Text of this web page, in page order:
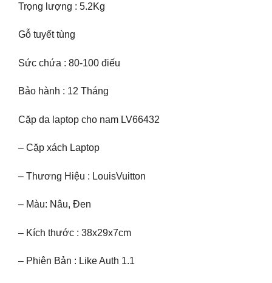
Trọng lượng : 5.2Kg
Gỗ tuyết tùng
Sức chứa : 80-100 điếu
Bảo hành : 12 Tháng
Cặp da laptop cho nam LV66432
– Cặp xách Laptop
– Thương Hiệu : LouisVuitton
– Màu: Nâu, Đen
– Kích thước : 38x29x7cm
– Phiên Bản : Like Auth 1.1